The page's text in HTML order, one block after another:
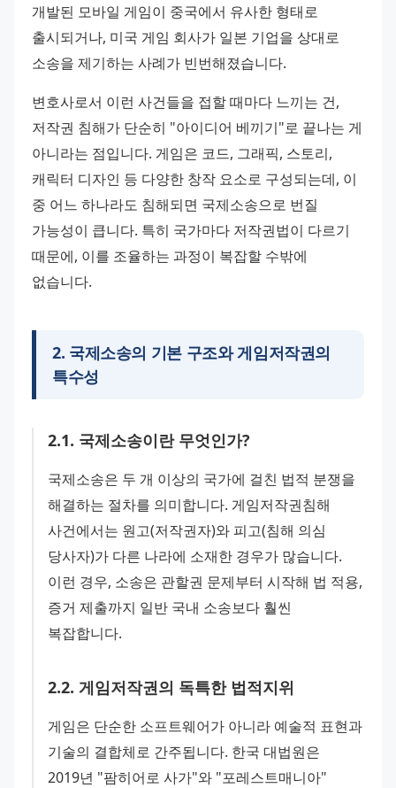
개발된 모바일 게임이 중국에서 유사한 형태로
출시되거나, 미국 게임 회사가 일본 기업을 상대로
소송을 제기하는 사례가 빈번해졌습니다.
변호사로서 이런 사건들을 접할 때마다 느끼는 건,
저작권 침해가 단순히 "아이디어 베끼기"로 끝나는 게
아니라는 점입니다. 게임은 코드, 그래픽, 스토리,
캐릭터 디자인 등 다양한 창작 요소로 구성되는데, 이
중 어느 하나라도 침해되면 국제소송으로 번질
가능성이 큽니다. 특히 국가마다 저작권법이 다르기
때문에, 이를 조율하는 과정이 복잡할 수밖에
없습니다.
2. 국제소송의 기본 구조와 게임저작권의
특수성
2.1. 국제소송이란 무엇인가?
국제소송은 두 개 이상의 국가에 걸친 법적 분쟁을
해결하는 절차를 의미합니다. 게임저작권침해
사건에서는 원고(저작권자)와 피고(침해 의심
당사자)가 다른 나라에 소재한 경우가 많습니다.
이런 경우, 소송은 관할권 문제부터 시작해 법 적용,
증거 제출까지 일반 국내 소송보다 훨씬
복잡합니다.
2.2. 게임저작권의 독특한 법적지위
게임은 단순한 소프트웨어가 아니라 예술적 표현과
기술의 결합체로 간주됩니다. 한국 대법원은
2019년 "팜히어로 사가"와 "포레스트매니아"